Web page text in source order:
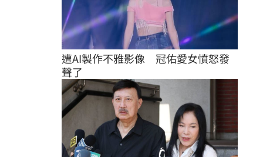
遭AI製作不雅影像　冠佑愛女憤怒發
聲了